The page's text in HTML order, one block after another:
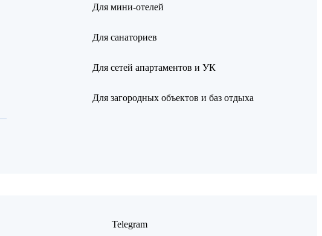
Для мини-отелей
Для санаториев
Для сетей апартаментов и УК
Для загородных объектов и баз отдыха
Telegram